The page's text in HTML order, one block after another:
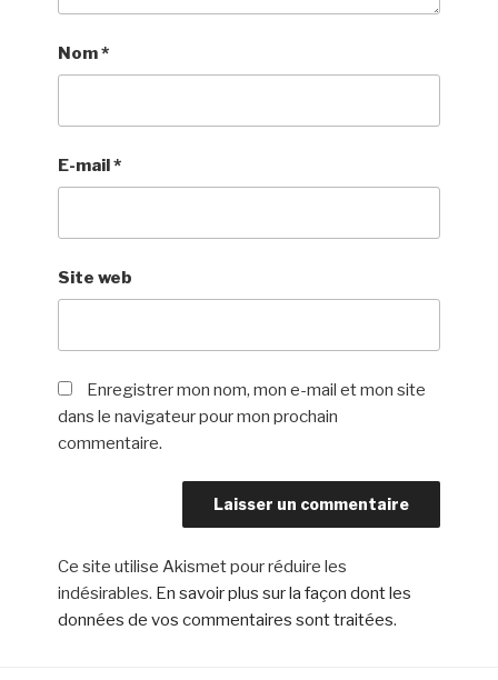
Nom*
E-mail*
Site web
Enregistrer mon nom, mon e-mail et mon site
dans le navigateur pour mon prochain
commentaire.
Ce site utilise Akismet pour réduire les
indésirables. En savoir plus sur la façon dont les
données de vos commentaires sont traitées.